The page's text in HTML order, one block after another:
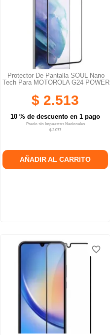
Protector De Pantalla SOUL Nano
Tech Para MOTOROLA G24 POWER
$ 2.513
10 % de descuento en 1 pago
Precio sin Impuestos Nacionales
$ 2.077
AÑADIR AL CARRITO
favorite_border
favorite_border
favorite_border